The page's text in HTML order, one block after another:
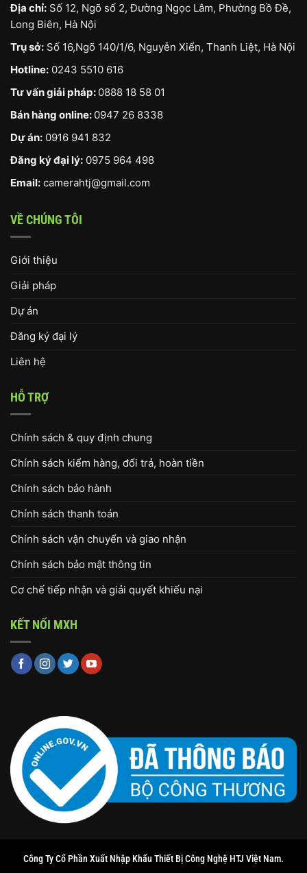
Địa chỉ: Số 12, Ngõ số 2, Đường Ngọc Lâm, Phường Bồ Đề,
Long Biên, Hà Nội
Trụ sở: Số 16,Ngõ 140/1/6, Nguyễn Xiển, Thanh Liệt, Hà Nội
Hotline: 0243 5510 616
Tư vấn giải pháp: 0888 18 58 01
Bán hàng online: 0947 26 8338
Dự án: 0916 941 832
Đăng ký đại lý: 0975 964 498
Email: camerahtj@gmail.com
VỀ CHÚNG TÔI
Giới thiệu
Giải pháp
Dự án
Đăng ký đại lý
Liên hệ
HỖ TRỢ
Chính sách & quy định chung
Chính sách kiểm hàng, đổi trả, hoàn tiền
Chính sách bảo hành
Chính sách thanh toán
Chính sách vận chuyển và giao nhận
Chính sách bảo mật thông tin
Cơ chế tiếp nhận và giải quyết khiếu nại
KẾT NỐI MXH
Công Ty Cổ Phần Xuất Nhập Khẩu Thiết Bị Công Nghệ HTJ Việt Nam.